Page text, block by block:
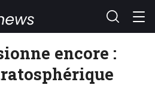
encore :